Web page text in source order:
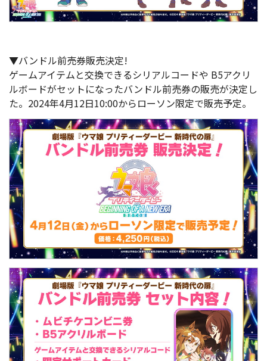
▼バンドル前売券販売決定!
ゲームアイテムと交換できるシリアルコードや B5アクリ
ルボードがセットになったバンドル前売券の販売が決定し
た。2024年4月12日10:00からローソン限定で販売予定。